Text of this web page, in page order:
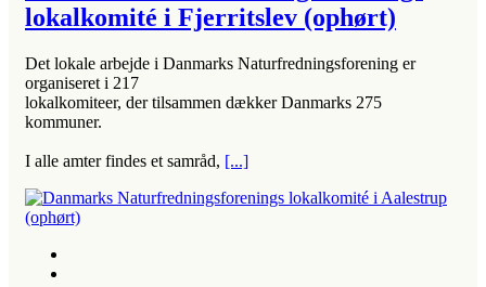
lokalkomité i Fjerritslev (ophørt)
Det lokale arbejde i Danmarks Naturfredningsforening er
organiseret i 217
lokalkomiteer, der tilsammen dækker Danmarks 275
kommuner.
I alle amter findes et samråd, [...]